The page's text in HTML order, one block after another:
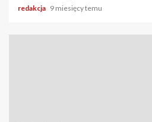
redakcja 9 miesięcy temu